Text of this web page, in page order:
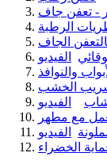
- تعفن جاف
الرطبة
الجاف
الفيديو
والنوافذ
الخشب
الفيديو
مع مطهر
الفيديو
الخضراء